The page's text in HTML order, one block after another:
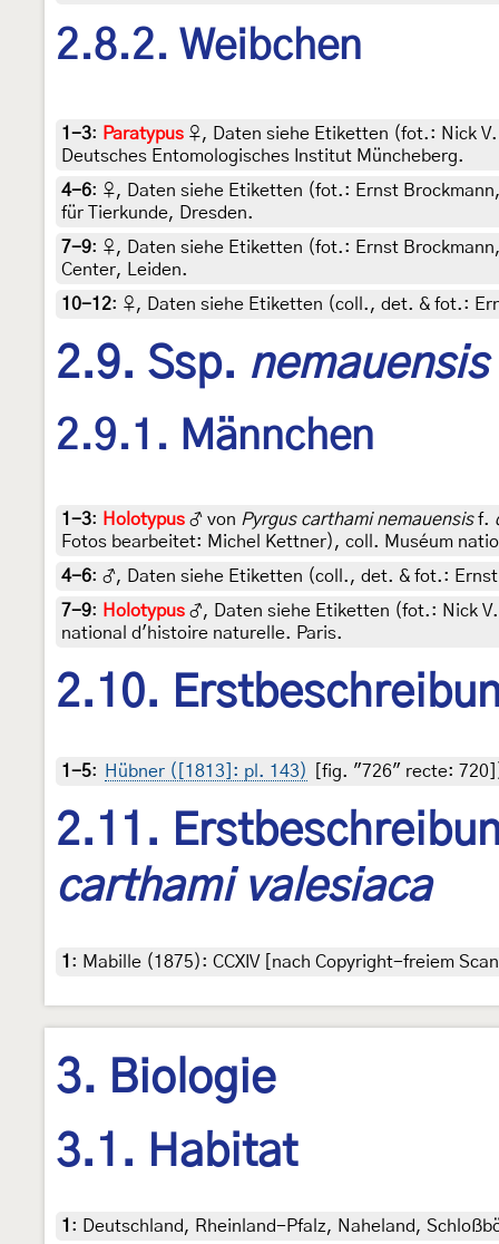
2.8.2. Weibchen
1-3: Paratypus ♀, Daten siehe Etiketten (fot.: Nick
Deutsches Entomologisches Institut Müncheberg.
4-6: ♀, Daten siehe Etiketten (fot.: Ernst
für Tierkunde, Dresden.
7-9: ♀, Daten siehe Etiketten (fot.: Ernst
Center, Leiden.
10-12: ♀, Daten siehe Etiketten (coll., det. & fot.:
2.9. Ssp. nemauensis
2.9.1. Männchen
1-3: Holotypus ♂ von Pyrgus carthami nemauensisf.
Fotos bearbeitet: Michel Kettner), coll. Muséum
4-6: ♂, Daten siehe Etiketten (coll., det. & fot.:
7-9: Holotypus ♂, Daten siehe Etiketten (fot.: Nick
national d'histoire naturelle. Paris.
2.10.
1-5: Hübner ([1813]: pl. 143) [fig. "726" recte:
2.11.
carthami valesiaca
1 : Mabille (1875): CCXIV [nach Copyright-freiem
3. Biologie
3.1. Habitat
1 : Deutschland, Rheinland-Pfalz, Naheland,